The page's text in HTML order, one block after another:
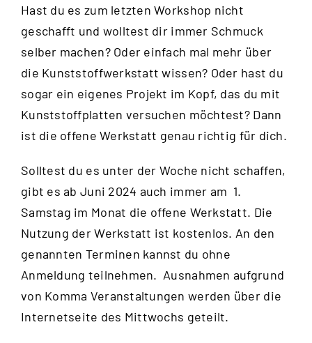
Hast du es zum letzten Workshop nicht
geschafft und wolltest dir immer Schmuck
selber machen? Oder einfach mal mehr über
die Kunststoffwerkstatt wissen? Oder hast du
sogar ein eigenes Projekt im Kopf, das du mit
Kunststoffplatten versuchen möchtest? Dann
ist die offene Werkstatt genau richtig für dich.
Solltest du es unter der Woche nicht schaffen,
gibt es ab Juni 2024 auch immer am 1.
Samstag im Monat die offene Werkstatt. Die
Nutzung der Werkstatt ist kostenlos. An den
genannten Terminen kannst du ohne
Anmeldung teilnehmen. Ausnahmen aufgrund
von Komma Veranstaltungen werden über die
Internetseite des Mittwochs geteilt.